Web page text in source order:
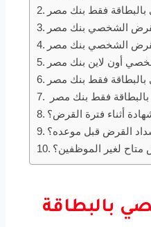
فقط بنك مصر
الشخصي بنك مصر
الشخصي بنك مصر
أون لاين بنك مصر
فقط بنك مصر
فقط بنك مصر
أثناء فترة القرض؟
القرض قبل موعده؟
لغير الموظفين؟
بالبطاقة